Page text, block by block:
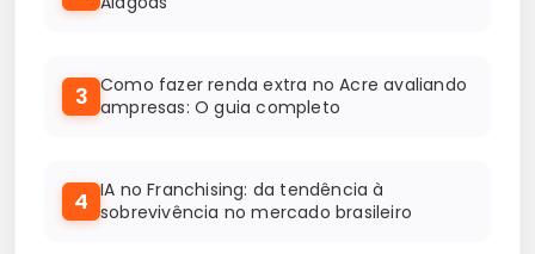
3 Como fazer renda extra no Acre avaliando
ampresas: O guia completo
4 IA no Franchising: da tendência à
sobrevivência no mercado brasileiro